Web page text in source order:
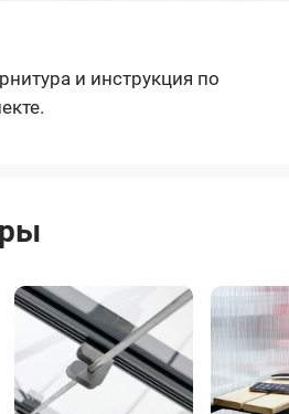
и инструкция по